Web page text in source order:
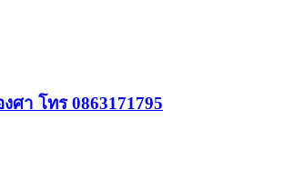
า โทร 0863171795